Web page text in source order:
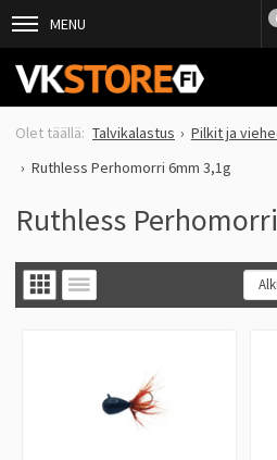
MENU
Talvikalastus Pilkit ja
Ruthless Perhomorri 6mm 3,1g
Ruthless